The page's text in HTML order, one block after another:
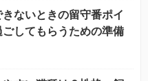
ないときの留守番ポイ
してもらうための準備